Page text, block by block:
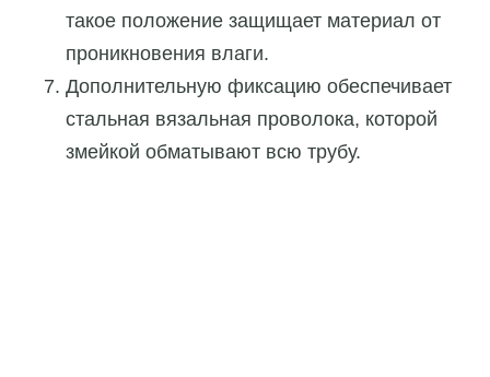
такое положение защищает материал от
проникновения влаги.
Дополнительную фиксацию обеспечивает
стальная вязальная проволока, которой
змейкой обматывают всю трубу.